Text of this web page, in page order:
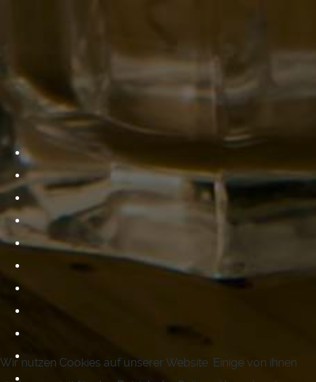
Wir nutzen Cookies auf unserer Website. Einige von ihnen